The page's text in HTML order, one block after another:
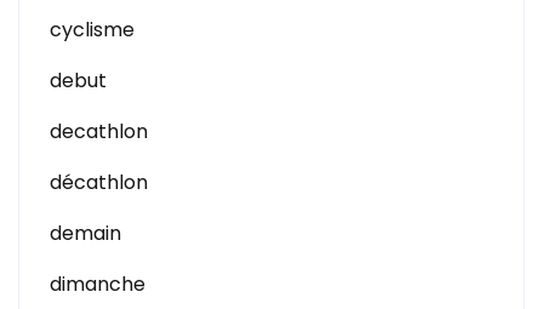
cyclisme
debut
decathlon
décathlon
demain
dimanche